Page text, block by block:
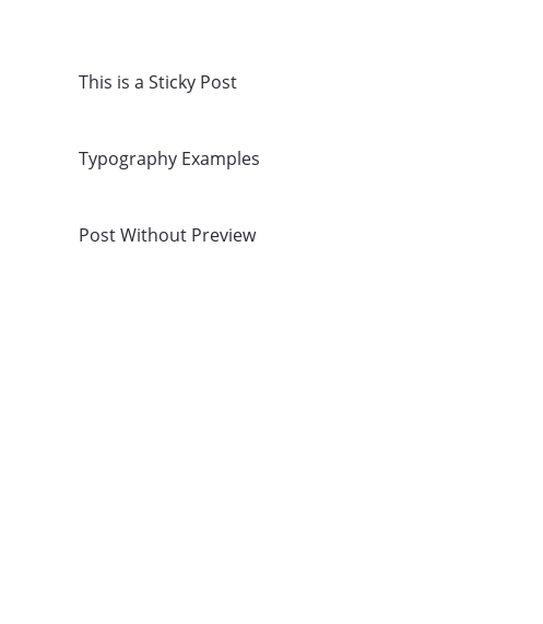
This is a Sticky Post
Typography Examples
Post Without Preview